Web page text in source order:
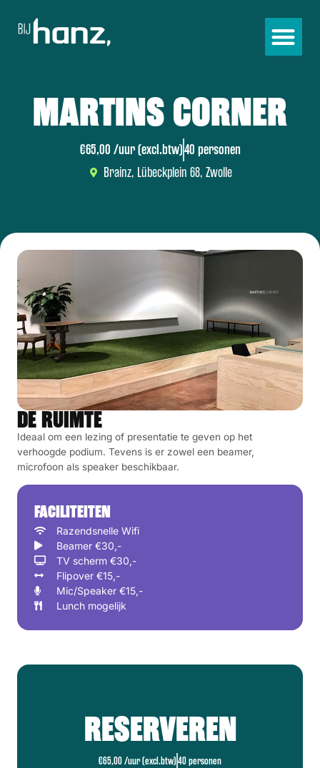
MARTINS CORNER
€65,00 /uur (excl.btw)40 personen
Brainz, Lübeckplein 68, Zwolle
DE RUIMTE
Ideaal om een lezing of presentatie te geven op het
verhoogde podium. Tevens is er zowel een beamer,
microfoon als speaker beschikbaar.
FACILITEITEN
Razendsnelle Wifi
Beamer €30,-
TV scherm €30,-
Flipover €15,-
Mic/Speaker €15,-
Lunch mogelijk
RESERVEREN
€65,00 /uur (excl.btw)40 personen